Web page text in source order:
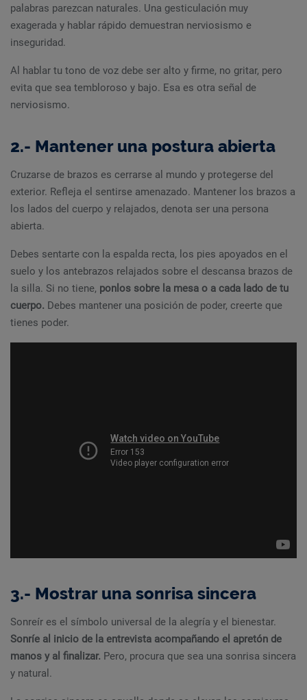
palabras parezcan naturales. Una gesticulación muy
exagerada y hablar rápido demuestran nerviosismo e
inseguridad.
Al hablar tu tono de voz debe ser alto y firme, no gritar, pero
evita que sea tembloroso y bajo. Esa es otra señal de
nerviosismo.
2.- Mantener una postura abierta
Cruzarse de brazos es cerrarse al mundo y protegerse del
exterior. Refleja el sentirse amenazado. Mantener los brazos a
los lados del cuerpo y relajados, denota ser una persona
abierta.
Debes sentarte con la espalda recta, los pies apoyados en el
suelo y los antebrazos relajados sobre el descansa brazos de
la silla. Si no tiene, ponlos sobre la mesa o a cada lado de tu
cuerpo. Debes mantener una posición de poder, creerte que
tienes poder.
3.- Mostrar una sonrisa sincera
Sonreír es el símbolo universal de la alegría y el bienestar.
Sonríe al inicio de la entrevista acompañando el apretón de
manos y al finalizar. Pero, procura que sea una sonrisa sincera
y natural.